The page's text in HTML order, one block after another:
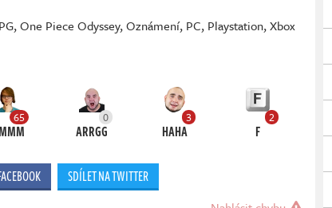
,One Piece Odyssey,Oznámení, PC, Playstation,Xbox
65 0
ARRGG
3
HAHA
2
F
SDÍLET NA TWITTER